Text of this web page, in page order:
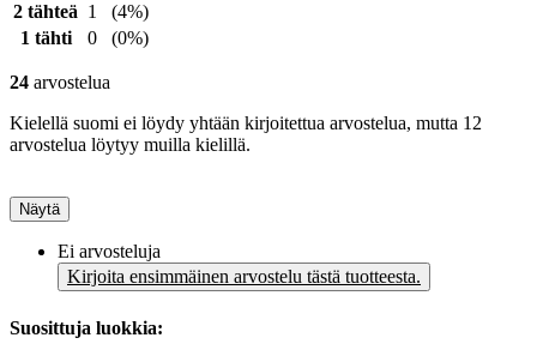
2 tähteä 1
(4%)
1 tähti
0 (0%)
24 arvostelua
Kielellä suomi ei löydy yhtään kirjoitettua arvostelua, mutta 12
arvostelua löytyy muilla kielillä.
Näytä
Ei arvosteluja
Kirjoita ensimmäinen arvostelu tästä tuotteesta.
Suosittuja luokkia: